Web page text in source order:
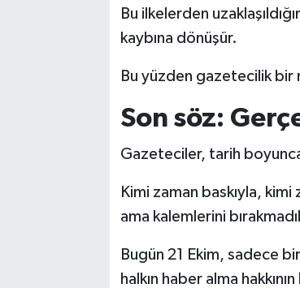
Bu ilkelerden
kaybına dönüşür.
Bu yüzden gazetecilik bir
Son söz:
Gazeteciler, tarih
Kimi zaman baskıyla,
ama kalemlerini
Bugün 21 Ekim, sadece
halkın haber alma